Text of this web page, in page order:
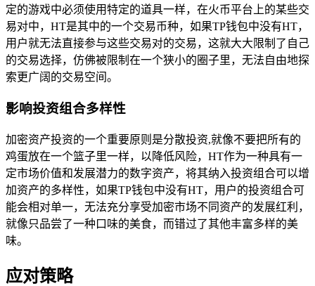
定的游戏中必须使用特定的道具一样，在火币平台上的某些交
易对中，HT是其中的一个交易币种，如果TP钱包中没有HT，
用户就无法直接参与这些交易对的交易，这就大大限制了自己
的交易选择，仿佛被限制在一个狭小的圈子里，无法自由地探
索更广阔的交易空间。
影响投资组合多样性
加密资产投资的一个重要原则是分散投资,就像不要把所有的
鸡蛋放在一个篮子里一样，以降低风险，HT作为一种具有一
定市场价值和发展潜力的数字资产，将其纳入投资组合可以增
加资产的多样性，如果TP钱包中没有HT，用户的投资组合可
能会相对单一，无法充分享受加密市场不同资产的发展红利，
就像只品尝了一种口味的美食，而错过了其他丰富多样的美
味。
应对策略